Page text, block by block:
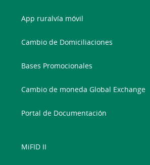
App ruralvía móvil
Cambio de Domiciliaciones
Bases Promocionales
Cambio de moneda Global Exchange
Portal de Documentación
MiFID II